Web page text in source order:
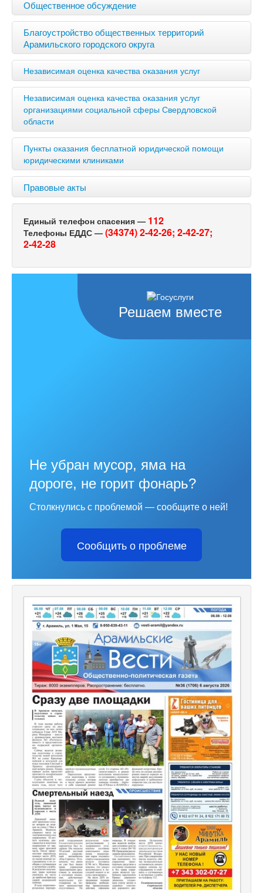
Общественное обсуждение
Благоустройство общественных территорий
Арамильского городского округа
Независимая оценка качества оказания услуг
Независимая оценка качества оказания услуг
организациями социальной сферы Свердловской
области
Пункты оказания бесплатной юридической помощи
юридическими клиниками
Правовые акты
Единый телефон спасения — 112
Телефоны ЕДДС — (34374) 2-42-26; 2-42-27;
2-42-28
Решаем вместе
Не убран мусор, яма на
дороге, не горит фонарь?
Столкнулись с проблемой — сообщите о ней!
Сообщить о проблеме